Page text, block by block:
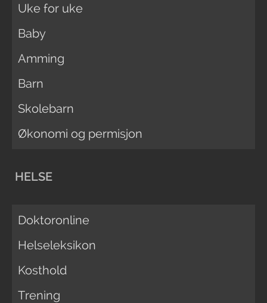
Uke for uke
Baby
Amming
Barn
Skolebarn
Økonomi og permisjon
HELSE
Doktoronline
Helseleksikon
Kosthold
Trening